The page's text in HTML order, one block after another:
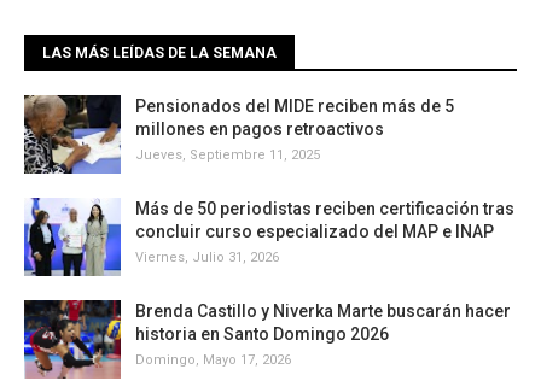
LAS MÁS LEÍDAS DE LA SEMANA
Pensionados del MIDE reciben más de 5
millones en pagos retroactivos
Jueves, Septiembre 11, 2025
Más de 50 periodistas reciben certificación tras
concluir curso especializado del MAP e INAP
Viernes, Julio 31, 2026
Brenda Castillo y Niverka Marte buscarán hacer
historia en Santo Domingo 2026
Domingo, Mayo 17, 2026